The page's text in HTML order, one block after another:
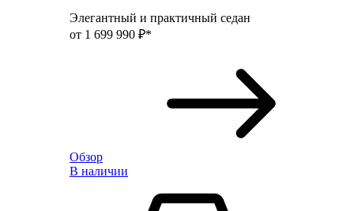
Элегантный и практичный седан
от 1 699 990 ₽*
Обзор
В наличии